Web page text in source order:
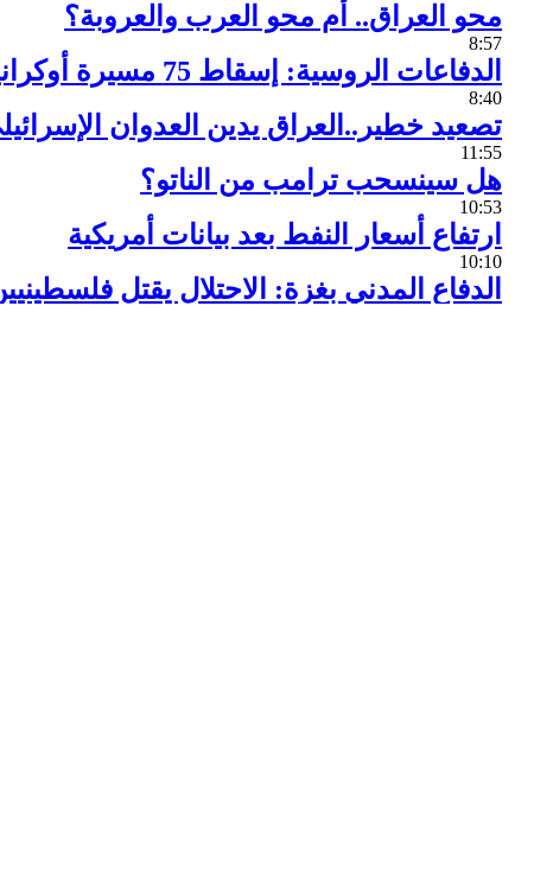
محو العراق.. أم محو العرب والعروبة؟
8:57
الدفاعات الروسية: إسقاط 75 مسيرة أوكرانية جنوبي غربي البلاد
8:40
تصعيد خطير..العراق يدين العدوان
11:55
هل سينسحب ترامب من الناتو؟
10:53
ارتفاع أسعار النفط بعد بيانات أمريكية
10:10
الدفاع المدني بغزة: الاحتلال يقتل